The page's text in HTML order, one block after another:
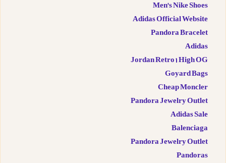
Men's Nike Shoes
Adidas Official Website
Pandora Bracelet
Adidas
Jordan Retro 1 High OG
Goyard Bags
Cheap Moncler
Pandora Jewelry Outlet
Adidas Sale
Balenciaga
Pandora Jewelry Outlet
Pandoras